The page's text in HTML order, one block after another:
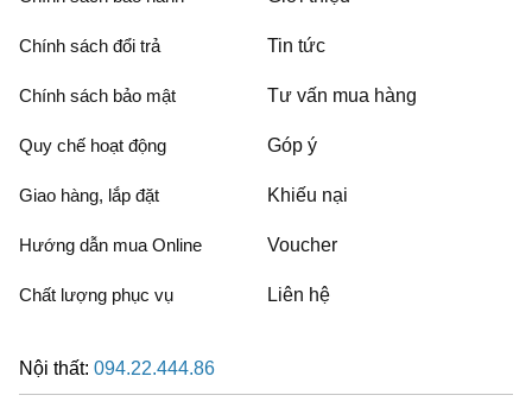
Chính sách đổi trả
Chính sách bảo mật
Quy chế hoạt động
Giao hàng, lắp đặt
Hướng dẫn mua Online
Chất lượng phục vụ
Tin tức
Tư vấn mua hàng
Góp ý
Khiếu nại
Voucher
Liên hệ
Nội thất: 094.22.444.86